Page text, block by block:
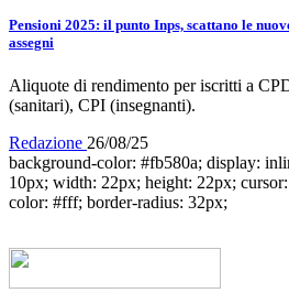
Pensioni 2025: il punto Inps, scattano le
assegni
Aliquote di rendimento per iscritti a
(sanitari), CPI (insegnanti).
Redazione 26/08/25
background-color: #fb580a; display:
10px; width: 22px; height: 22px;
color: #fff; border-radius: 32px;